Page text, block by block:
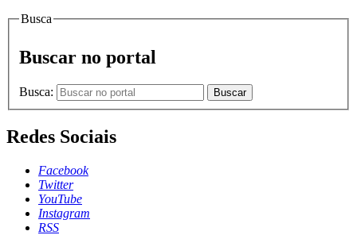
Busca
Buscar no portal
Busca: Buscar
Redes Sociais
Facebook
Twitter
YouTube
Instagram
RSS